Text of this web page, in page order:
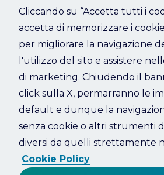
Refresh
Cliccando su “Accetta tutti i
accetta di memorizzare i
per migliorare la navigazione
l'utilizzo del sito e assistere
di marketing. Chiudendo il
click sulla X, permarranno le
default e dunque la
senza cookie o altri strumenti
diversi da quelli strettamente
Cookie Policy